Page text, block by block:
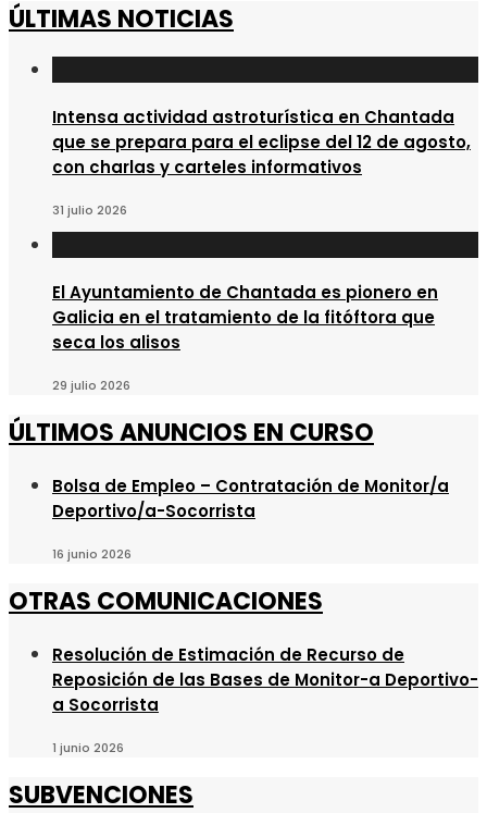
ÚLTIMAS NOTICIAS
Intensa actividad astroturística en Chantada
que se prepara para el eclipse del 12 de agosto,
con charlas y carteles informativos
31 julio 2026
El Ayuntamiento de Chantada es pionero en
Galicia en el tratamiento de la fitóftora que
seca los alisos
29 julio 2026
ÚLTIMOS ANUNCIOS EN CURSO
Bolsa de Empleo – Contratación de Monitor/a
Deportivo/a-Socorrista
16 junio 2026
OTRAS COMUNICACIONES
Resolución de Estimación de Recurso de
Reposición de las Bases de Monitor-a Deportivo-
a Socorrista
1 junio 2026
SUBVENCIONES